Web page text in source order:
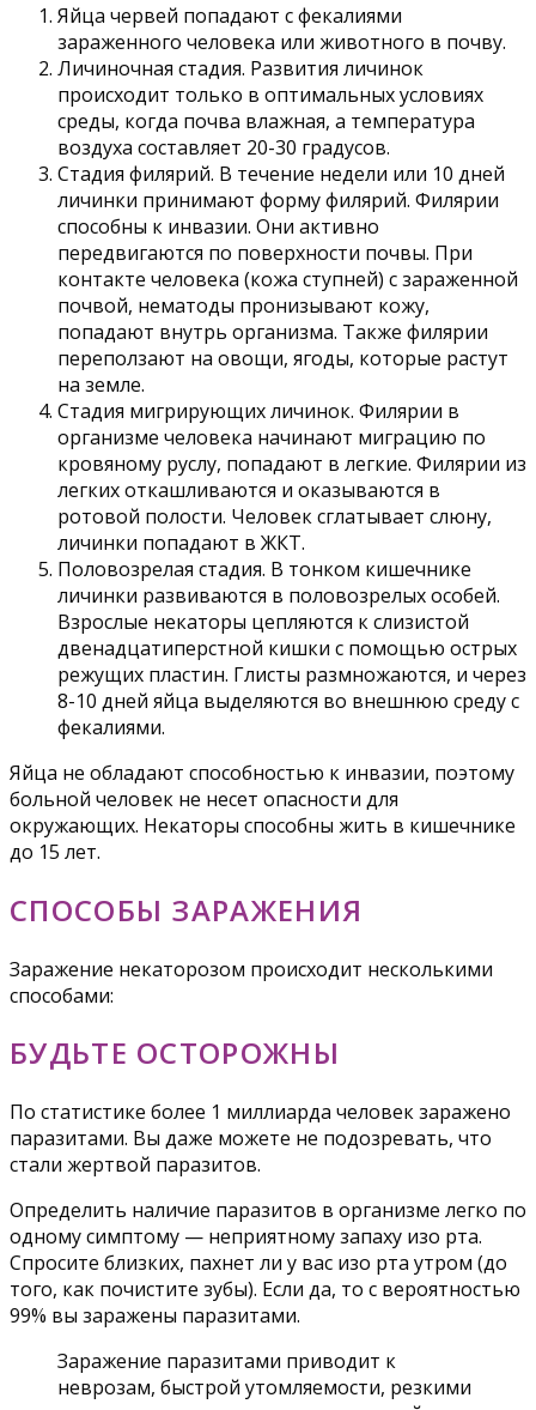
Яйца червей попадают с фекалиями
зараженного человека или животного в почву.
Личиночная стадия. Развития личинок
происходит только в оптимальных условиях
среды, когда почва влажная, а температура
воздуха составляет 20-30 градусов.
Стадия филярий. В течение недели или 10 дней
личинки принимают форму филярий. Филярии
способны к инвазии. Они активно
передвигаются по поверхности почвы. При
контакте человека (кожа ступней) с зараженной
почвой, нематоды пронизывают кожу,
попадают внутрь организма. Также филярии
переползают на овощи, ягоды, которые растут
на земле.
Стадия мигрирующих личинок. Филярии в
организме человека начинают миграцию по
кровяному руслу, попадают в легкие. Филярии из
легких откашливаются и оказываются в
ротовой полости. Человек сглатывает слюну,
личинки попадают в ЖКТ.
Половозрелая стадия. В тонком кишечнике
личинки развиваются в половозрелых особей.
Взрослые некаторы цепляются к слизистой
двенадцатиперстной кишки с помощью острых
режущих пластин. Глисты размножаются, и через
8-10 дней яйца выделяются во внешнюю среду с
фекалиями.
Яйца не обладают способностью к инвазии, поэтому
больной человек не несет опасности для
окружающих. Некаторы способны жить в кишечнике
до 15 лет.
СПОСОБЫ ЗАРАЖЕНИЯ
Заражение некаторозом происходит несколькими
способами:
БУДЬТЕ ОСТОРОЖНЫ
По статистике более 1 миллиарда человек заражено
паразитами. Вы даже можете не подозревать, что
стали жертвой паразитов.
Определить наличие паразитов в организме легко по
одному симптому — неприятному запаху изо рта.
Спросите близких, пахнет ли у вас изо рта утром (до
того, как почистите зубы). Если да, то с вероятностью
99% вы заражены паразитами.
Заражение паразитами приводит к
неврозам, быстрой утомляемости, резкими